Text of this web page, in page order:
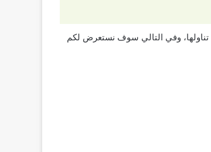
تناولها، وفي التالي سوف نستعرض لكم